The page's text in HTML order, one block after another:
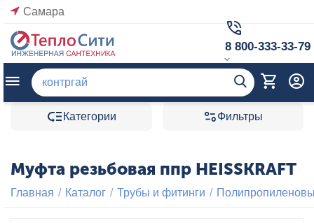
Самара
8 800-333-33-79
Категории Фильтры
Муфта резьбовая ппр HEISSKRAFT
Главная / Каталог / Трубы и фитинги /